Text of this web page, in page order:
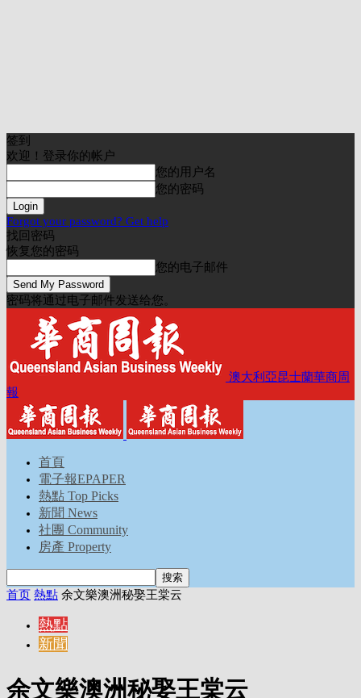
签到
欢迎！登录你的帐户
您的用户名
您的密码
Forgot your password? Get help
找回密码
恢复您的密码
您的电子邮件
密码将通过电子邮件发送给您。
澳大利亞昆士蘭華商周
報
首頁
電子報EPAPER
熱點 Top Picks
新聞 News
社團 Community
房產 Property
首页 熱點 余文樂澳洲秘娶王棠云
熱點
新聞
余文樂澳洲秘娶王棠云